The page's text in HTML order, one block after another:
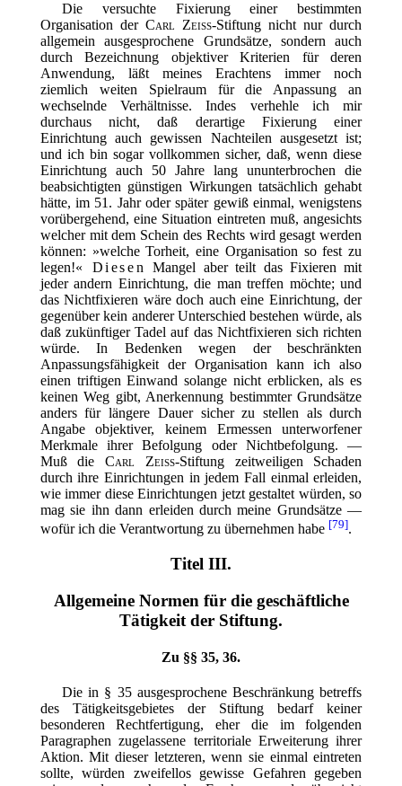
Die versuchte Fixierung einer bestimmten
Organisation der Carl Zeiss-Stiftung nicht nur durch
allgemein ausgesprochene Grundsätze, sondern auch
durch Bezeichnung objektiver Kriterien für deren
Anwendung, läßt meines Erachtens immer noch
ziemlich weiten Spielraum für die Anpassung an
wechselnde Verhältnisse. Indes verhehle ich mir
durchaus nicht, daß derartige Fixierung einer
Einrichtung auch gewissen Nachteilen ausgesetzt ist;
und ich bin sogar vollkommen sicher, daß, wenn diese
Einrichtung auch 50 Jahre lang ununterbrochen die
beabsichtigten günstigen Wirkungen tatsächlich gehabt
hätte, im 51. Jahr oder später gewiß einmal, wenigstens
vorübergehend, eine Situation eintreten muß, angesichts
welcher mit dem Schein des Rechts wird gesagt werden
können: »welche Torheit, eine Organisation so fest zu
legen!«
Diesen
Mangel aber teilt das Fixieren mit
jeder andern Einrichtung, die man treffen möchte; und
das Nichtfixieren wäre doch auch eine Einrichtung, der
gegenüber kein anderer Unterschied bestehen würde, als
daß zukünftiger Tadel auf das Nichtfixieren sich richten
würde. In Bedenken wegen der beschränkten
Anpassungsfähigkeit der Organisation kann ich also
einen triftigen Einwand solange nicht erblicken, als es
keinen Weg gibt, Anerkennung bestimmter Grundsätze
anders für längere Dauer sicher zu stellen als durch
Angabe objektiver, keinem Ermessen unterworfener
Merkmale ihrer Befolgung oder Nichtbefolgung. —
Muß dieCarl Zeiss-Stiftung zeitweiligen Schaden
durch ihre Einrichtungen in jedem Fall einmal erleiden,
wie immer diese Einrichtungen jetzt gestaltet würden, so
mag sie ihn dann erleiden durch meine Grundsätze —
wofür ich die Verantwortung zu übernehmen habe [79].
Titel III.
Allgemeine Normen für die geschäftliche
Tätigkeit der Stiftung.
Zu §§ 35, 36.
Die in § 35 ausgesprochene Beschränkung betreffs
des Tätigkeitsgebietes der Stiftung bedarf keiner
besonderen Rechtfertigung, eher die im folgenden
Paragraphen zugelassene territoriale Erweiterung ihrer
Aktion. Mit dieser letzteren, wenn sie einmal eintreten
sollte, würden zweifellos gewisse Gefahren gegeben